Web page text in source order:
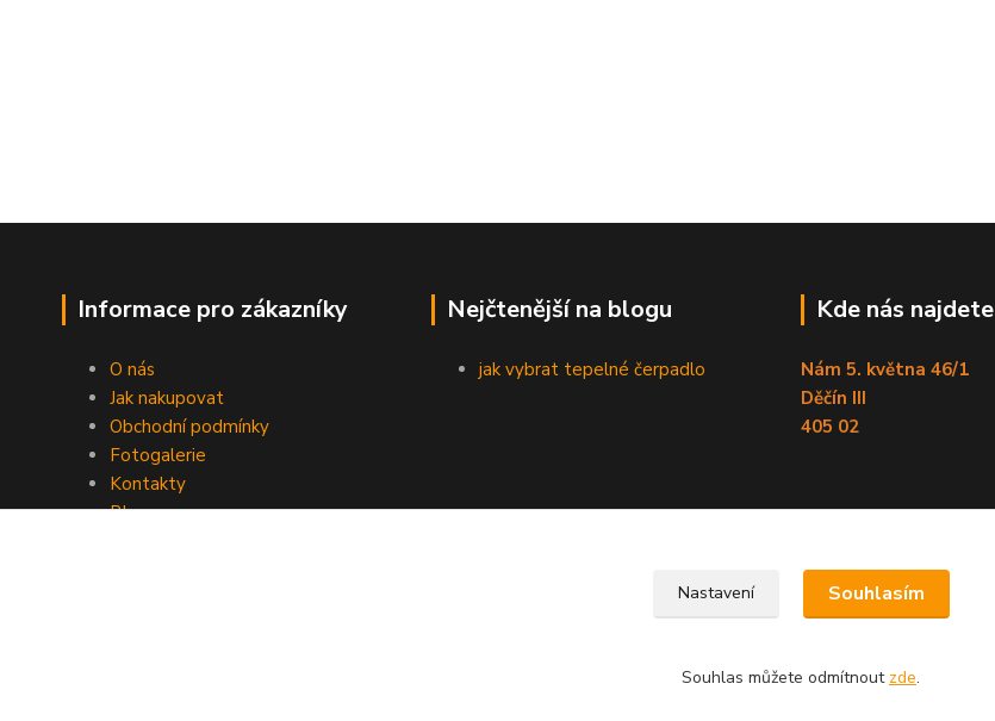
Informace pro zákazníky
O nás
Jak nakupovat
Obchodní podmínky
Fotogalerie
Kontakty
Blog
Nejčtenější na blogu
jak vybrat tepelné čerpadlo
Kde nás najdete
Nám 5. května 46/1
Děčín III
405 02
Nastavení Souhlasím
Souhlas můžete odmítnout zde.